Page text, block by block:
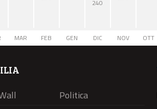
MAR FEB GEN
240
DIC NOV OTT
Politica